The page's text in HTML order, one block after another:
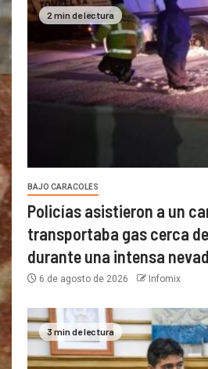
2 min de lectura
BAJO CARACOLES
Policías asistieron a un
transportaba gas cerca
durante una intensa
6 de agosto de 2026 Infomix
3 min de lectura